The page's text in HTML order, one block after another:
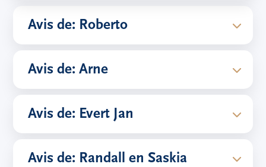
Avis de: Roberto
Avis de: Arne
Avis de: Evert Jan
Avis de: Randall en Saskia